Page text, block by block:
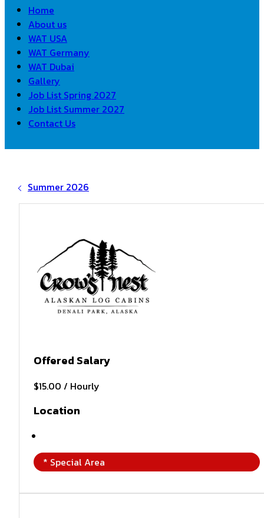
Home
About us
WAT USA
WAT Germany
WAT Dubai
Gallery
Job List Spring 2027
Job List Summer 2027
Contact Us
Summer 2026
Offered Salary
$15.00 / Hourly
Location
* Special Area